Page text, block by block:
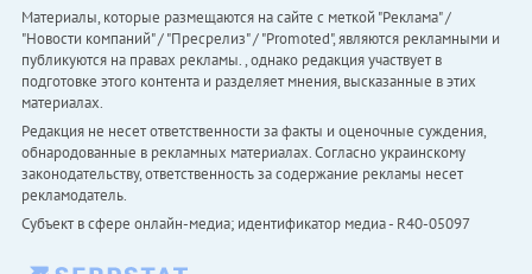
Материалы, которые размещаются на сайте с меткой "Реклама" /
"Новости компаний" / "Пресрелиз" / "Promoted", являются рекламными и
публикуются на правах рекламы. , однако редакция участвует в
подготовке этого контента и разделяет мнения, высказанные в этих
материалах.
Редакция не несет ответственности за факты и оценочные суждения,
обнародованные в рекламных материалах. Согласно украинскому
законодательству, ответственность за содержание рекламы несет
рекламодатель.
Субъект в сфере онлайн-медиа; идентификатор медиа - R40-05097